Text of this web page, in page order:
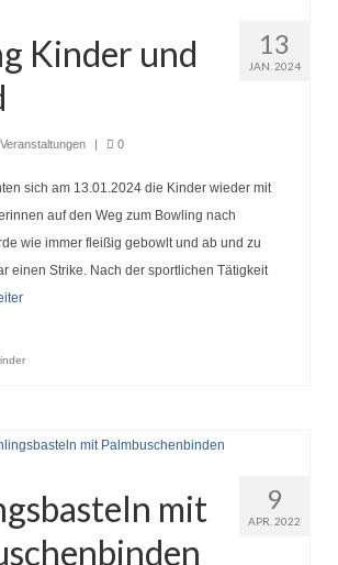
13
JAN. 2024
Kinder und
Veranstaltungen 0
sich am 13.01.2024 die Kinder wieder mit
auf den Weg zum Bowling nach
wie immer fleißig gebowlt und ab und zu
einen Strike. Nach der sportlichen Tätigkeit
9
APR. 2022
mit